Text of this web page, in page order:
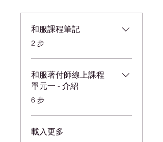
和服課程筆記
.
2 步
和服著付師線上課程
單元一 - 介紹
.6 步
載入更多